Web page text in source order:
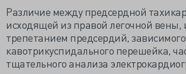
Различие между предсердной
исходящей из правой легочной вены,
трепетанием предсердий,
кавотрикуспидального перешейка,
тщательного анализа